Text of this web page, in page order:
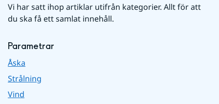
Vi har satt ihop artiklar utifrån kategorier. Allt för att
du ska få ett samlat innehåll.
Parametrar
Åska
Strålning
Vind